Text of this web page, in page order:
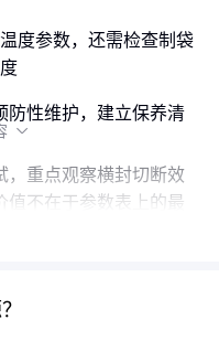
度参数，还需检查制袋
防性维护，建立保养清
，重点观察横封切断效
值不在于参数表上的最
